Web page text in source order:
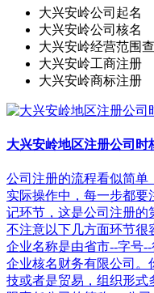
大兴安岭公司起名
大兴安岭公司核名
大兴安岭经营范围
大兴安岭工商注册
大兴安岭商标注册
大兴安岭地区注册公司时
公司注册的流程看似简单
实际操作中，每一步都要
记环节，这是公司注册的
不注意以下几方面环节很
企业名称是由省市--字号
企业核名财务有限公司。
技或者是贸易，组织形式